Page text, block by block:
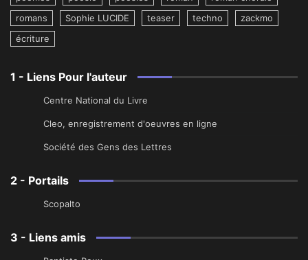
romans
Sophie LUCIDE teaser techno
zackmo
écriture
1 - Liens Pour l'auteur
Centre National du Livre
Cleo, enregistrement d'oeuvres en ligne
Société des Gens des Lettres
2 - Portails
Scopalto
3 - Liens amis